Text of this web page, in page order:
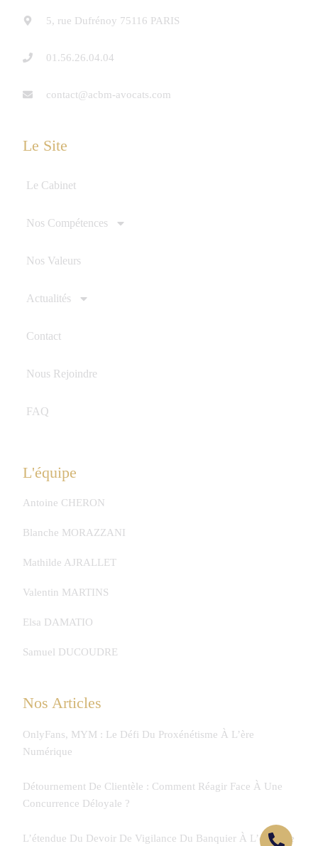
5, rue Dufrénoy 75116 PARIS
01.56.26.04.04
contact@acbm-avocats.com
Le Site
Le Cabinet
Nos Compétences
Nos Valeurs
Actualités
Contact
Nous Rejoindre
FAQ
L'équipe
Antoine CHERON
Blanche MORAZZANI
Mathilde AJRALLET
Valentin MARTINS
Elsa DAMATIO
Samuel DUCOUDRE
Nos Articles
OnlyFans, MYM : Le Défi Du Proxénétisme À L’ère
Numérique
Détournement De Clientèle : Comment Réagir Face À Une
Concurrence Déloyale ?
L’étendue Du Devoir De Vigilance Du Banquier À L’épreuve